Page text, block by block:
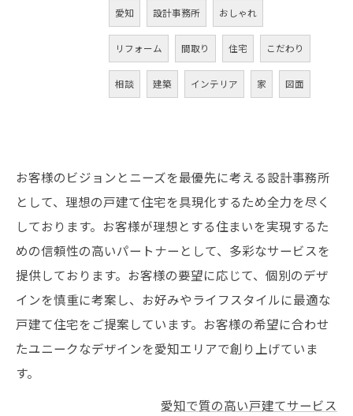
愛知 設計事務所 おしゃれ
リフォーム 間取り 住宅 こだわり
相談 建築 インテリア 家 図面
お客様のビジョンとニーズを最優先に考える設計事務所
として、理想の戸建て住宅を具現化するため全力を尽く
しております。お客様が理想とする住まいを実現するた
めの信頼性の高いパートナーとして、多彩なサービスを
提供しております。お客様の要望に応じて、個別のデザ
インを慎重に考案し、お好みやライフスタイルに最適な
戸建て住宅をご提案しています。お客様の希望に合わせ
たユニークなデザインを愛知エリアで創り上げていま
す。
愛知で質の高い戸建てサービス